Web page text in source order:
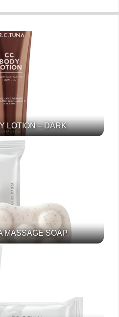
LOTION – DARK
MASSAGE SOAP